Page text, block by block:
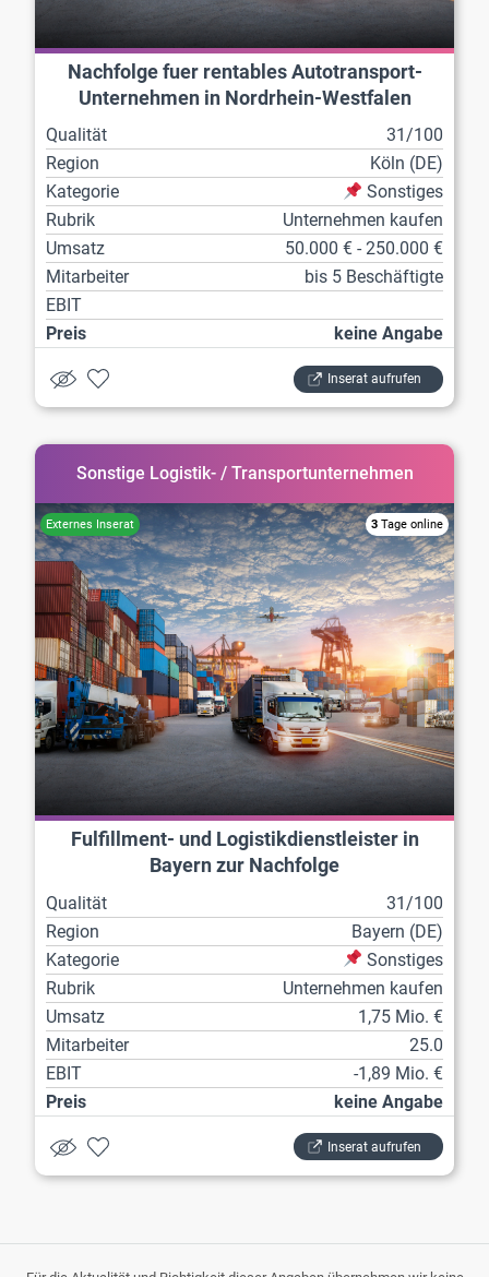
Nachfolge fuer rentables Autotransport-
Unternehmen in Nordrhein-Westfalen
Qualität
31/100
Region
Köln (DE)
Kategorie
Sonstiges
Rubrik
Unternehmen kaufen
Umsatz
50.000 € - 250.000 €
Mitarbeiter
bis 5 Beschäftigte
EBIT
Preis
keine Angabe
Inserat aufrufen
Sonstige Logistik- / Transportunternehmen
3 Tage online
Fulfillment- und Logistikdienstleister in
Bayern zur Nachfolge
Qualität
31/100
Region
Bayern (DE)
Kategorie
Sonstiges
Rubrik
Unternehmen kaufen
Umsatz
1,75 Mio. €
Mitarbeiter
25.0
EBIT
-1,89 Mio. €
Preis
keine Angabe
Inserat aufrufen